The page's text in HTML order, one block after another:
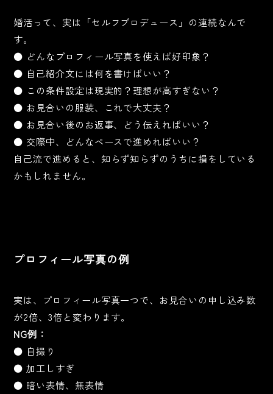
婚活って、実は「セルフプロデュース」の連続なんで
す。
● どんなプロフィール写真を使えば好印象？
● 自己紹介文には何を書けばいい？
● この条件設定は現実的？理想が高すぎない？
● お見合いの服装、これで大丈夫？
● お見合い後のお返事、どう伝えればいい？
● 交際中、どんなペースで進めればいい？
自己流で進めると、知らず知らずのうちに損をしている
かもしれません。
プロフィール写真の例
実は、プロフィール写真一つで、お見合いの申し込み数
が2倍、3倍と変わります。
NG例：
● 自撮り
● 加工しすぎ
● 暗い表情、無表情